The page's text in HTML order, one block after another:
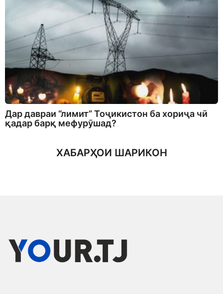
Дар давраи “лимит” Тоҷикистон ба хориҷа чӣ
қадар барқ мефурӯшад?
ХАБАРҲОИ ШАРИКОН